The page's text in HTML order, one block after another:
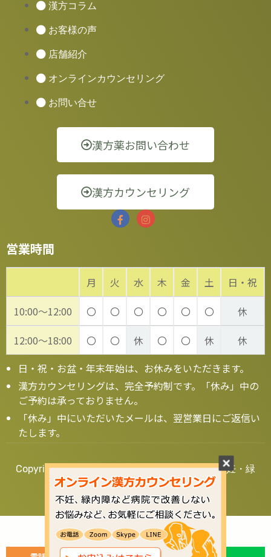
漢方コラム
お客様の声
店舗紹介
オンラインカウンセリング
お問い合せ
漢方薬お問い合わせ
漢方カウンセリング
営業時間
月 火 水 木 金 土
日・祝
10:00～12:00
〇 〇 〇 〇 〇 〇
休
12:00～18:00
〇 〇 休 〇 〇 休
休
日・祝・お盆・年末年始は、お休みをいただきます。
漢方カウンセリングは、完全予約制です。「休み」中の
ご予約は承っておりません。
「休み」中にいただいたメールは、翌営業日にご返信い
たします。
Copyright © 2020 漢方の葵堂薬局【大阪】 - 不妊・緑
内障・鬱など漢方相談 全国対応
ご相談はお気軽に！